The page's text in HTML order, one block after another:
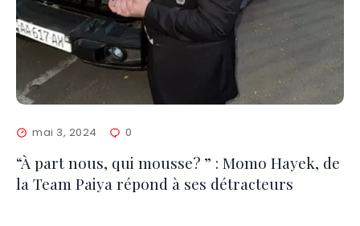
mai 3, 2024 0
“À part nous, qui mousse? ” : Momo Hayek, de
la Team Paiya répond à ses détracteurs